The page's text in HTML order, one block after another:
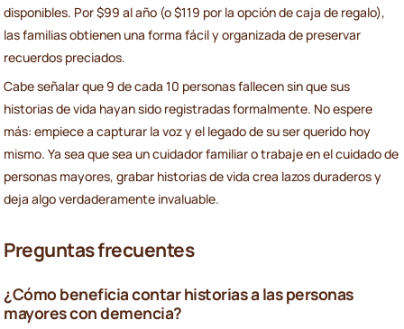
disponibles. Por $99 al año (o $119 por la opción de caja de regalo),
las familias obtienen una forma fácil y organizada de preservar
recuerdos preciados.
Cabe señalar que 9 de cada 10 personas fallecen sin que sus
historias de vida hayan sido registradas formalmente. No espere
más: empiece a capturar la voz y el legado de su ser querido hoy
mismo. Ya sea que sea un cuidador familiar o trabaje en el cuidado de
personas mayores, grabar historias de vida crea lazos duraderos y
deja algo verdaderamente invaluable.
Preguntas frecuentes
¿Cómo beneficia contar historias a las personas
mayores con demencia?